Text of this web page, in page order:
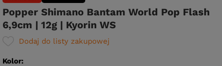
Popper Shimano Bantam World Pop Flash
6,9cm | 12g | Kyorin WS
Dodaj do listy zakupowej
Kolor